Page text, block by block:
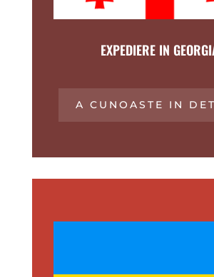
EXPEDIERE IN
A CUNOASTE IN